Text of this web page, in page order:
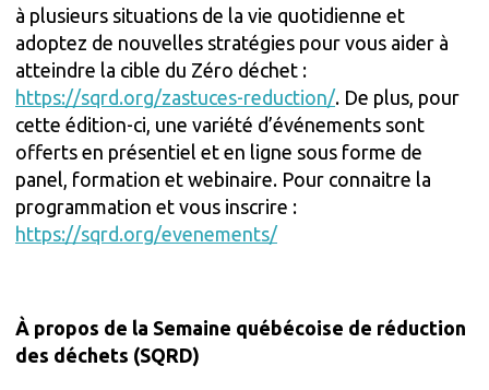
à plusieurs situations de la vie quotidienne et
adoptez de nouvelles stratégies pour vous aider à
atteindre la cible du Zéro déchet :
https://sqrd.org/zastuces-reduction/. De plus, pour
cette édition-ci, une variété d’événements sont
offerts en présentiel et en ligne sous forme de
panel, formation et webinaire. Pour connaitre la
programmation et vous inscrire :
https://sqrd.org/evenements/
À propos de la Semaine québécoise de réduction
des déchets (SQRD)